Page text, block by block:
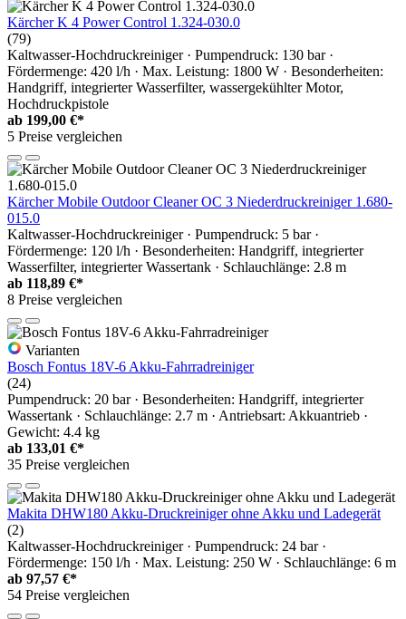
Kärcher K 4 Power Control 1.324-030.0
(79)
Kaltwasser-Hochdruckreiniger · Pumpendruck: 130 bar ·
Fördermenge: 420 l/h · Max. Leistung: 1800 W · Besonderheiten:
Handgriff, integrierter Wasserfilter, wassergekühlter Motor,
Hochdruckpistole
ab 199,00 €*
5 Preise vergleichen
Kärcher Mobile Outdoor Cleaner OC 3 Niederdruckreiniger 1.680-
015.0
Kaltwasser-Hochdruckreiniger · Pumpendruck: 5 bar ·
Fördermenge: 120 l/h · Besonderheiten: Handgriff, integrierter
Wasserfilter, integrierter Wassertank · Schlauchlänge: 2.8 m
ab 118,89 €*
8 Preise vergleichen
Varianten
Bosch Fontus 18V-6 Akku-Fahrradreiniger
(24)
Pumpendruck: 20 bar · Besonderheiten: Handgriff, integrierter
Wassertank · Schlauchlänge: 2.7 m · Antriebsart: Akkuantrieb ·
Gewicht: 4.4 kg
ab 133,01 €*
35 Preise vergleichen
Makita DHW180 Akku-Druckreiniger ohne Akku und Ladegerät
(2)
Kaltwasser-Hochdruckreiniger · Pumpendruck: 24 bar ·
Fördermenge: 150 l/h · Max. Leistung: 250 W · Schlauchlänge: 6 m
ab 97,57 €*
54 Preise vergleichen